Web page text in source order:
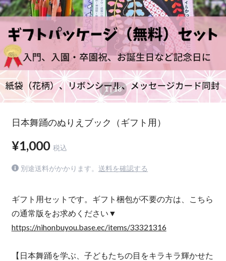
1| 18
日本舞踊のぬりえブック（ギフト用）
¥1,000 税込
別途送料がかかります。 送料を確認する
ギフト用セットです。ギフト梱包が不要の方は、こちら
の通常版をお求めください▼
https://nihonbuyou.base.ec/items/33321316
【日本舞踊を学ぶ、子どもたちの目をキラキラ輝かせた